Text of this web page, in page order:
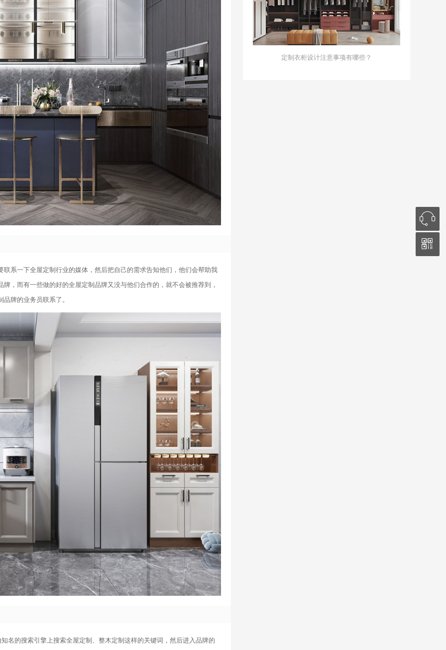
系一下全屋定制行业的媒体，然后把自己的需求告知他们，他们会帮助我
，而有一些做的好的全屋定制品牌又没与他们合作的，就不会被推荐到，
牌的业务员联系了。
名的搜索引擎上搜索全屋定制、整木定制这样的关键词，然后进入品牌的
定制衣柜设计注意事项有哪些？